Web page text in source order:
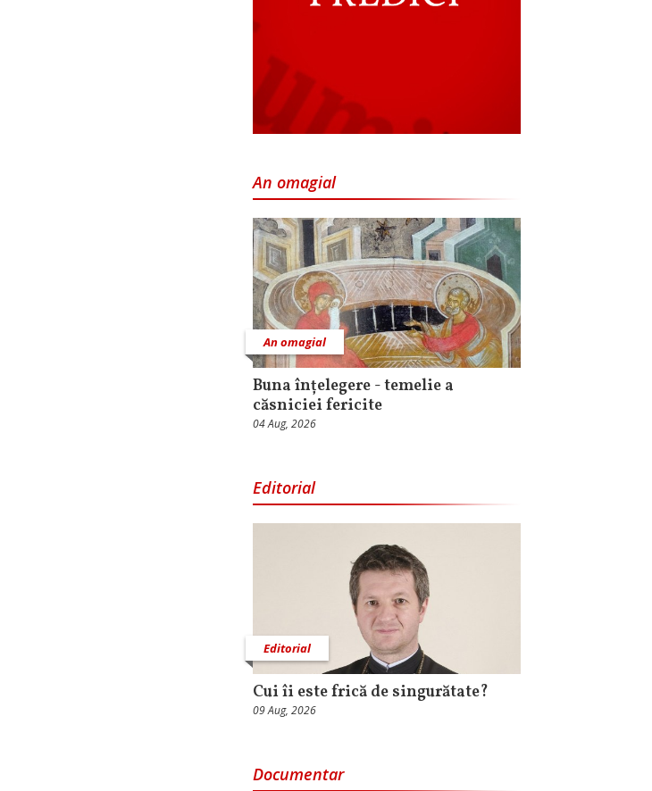
An omagial
An omagial
Buna înțelegere - temelie a
căsniciei fericite
04 Aug, 2026
Editorial
Editorial
Cui îi este frică de singurătate?
09 Aug, 2026
Documentar